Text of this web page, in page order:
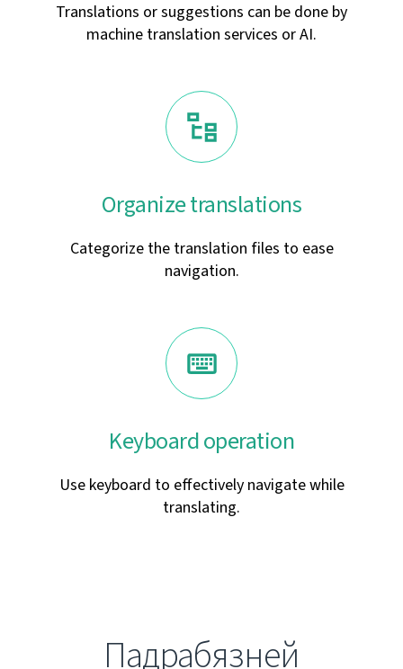
Translations or suggestions can be done by
machine translation services or AI.
Organize translations
Categorize the translation files to ease
navigation.
Keyboard operation
Use keyboard to effectively navigate while
translating.
Падрабязней